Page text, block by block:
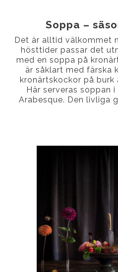
Soppa –
Det är alltid välkommet
hösttider passar det
med en soppa på
är såklart med färska
kronärtskockor på
Här serveras soppan
Arabesque. Den livliga